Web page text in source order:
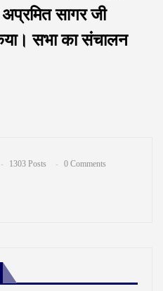
सागर जी
सभा का संचालन
1303 Posts 0 Comments